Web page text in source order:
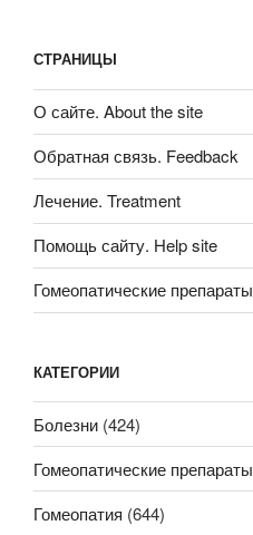
СТРАНИЦЫ
О сайте. About the site
Обратная связь. Feedback
Лечение. Treatment
Помощь сайту. Help site
Гомеопатические препараты
КАТЕГОРИИ
Болезни (424)
Гомеопатические препараты
Гомеопатия (644)